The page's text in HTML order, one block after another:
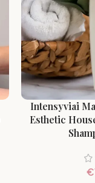
Intensyviai
Esthetic
€